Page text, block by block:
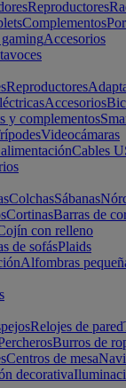
Reproductores
Complementos
Accesorios
Reproductores
Accesorios
y complementos
Videocámaras
Cables
ColchasSábanas
CortinasBarras de
con relleno
de sofásPlaids
Alfombras
Relojes de pared
Burros de
Centros de mesa
decorativa